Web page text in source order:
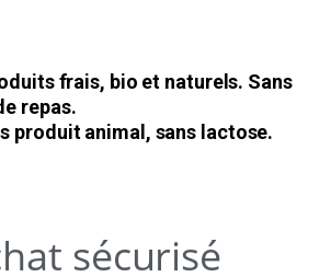
frais, bio et naturels. Sans
repas.
produit animal, sans lactose.
sécurisé